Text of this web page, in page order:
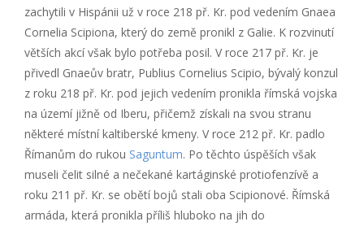
zachytili v Hispánii už v roce 218 př. Kr. pod vedením Gnaea
Cornelia Scipiona, který do země pronikl z Galie. K rozvinutí
větších akcí však bylo potřeba posil. V roce 217 př. Kr. je
přivedl Gnaeův bratr, Publius Cornelius Scipio, bývalý konzul
z roku 218 př. Kr. pod jejich vedením pronikla římská vojska
na území jižně od Iberu, přičemž získali na svou stranu
některé místní kaltiberské kmeny. V roce 212 př. Kr. padlo
Římanům do rukou Saguntum. Po těchto úspěších však
museli čelit silné a nečekané kartáginské protiofenzívě a
roku 211 př. Kr. se obětí bojů stali oba Scipionové. Římská
armáda, která pronikla příliš hluboko na jih do